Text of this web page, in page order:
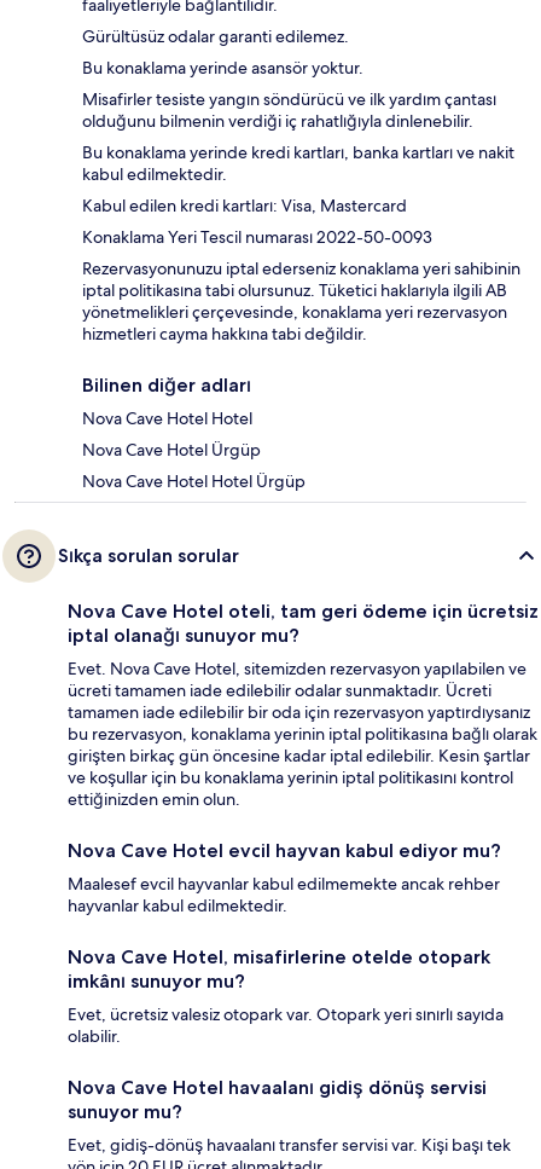
faaliyetleriyle bağlantılıdır.
Gürültüsüz odalar garanti edilemez.
Bu konaklama yerinde asansör yoktur.
Misafirler tesiste yangın söndürücü ve ilk yardım çantası
olduğunu bilmenin verdiği iç rahatlığıyla dinlenebilir.
Bu konaklama yerinde kredi kartları, banka kartları ve nakit
kabul edilmektedir.
Kabul edilen kredi kartları: Visa, Mastercard
Konaklama Yeri Tescil numarası 2022-50-0093
Rezervasyonunuzu iptal ederseniz konaklama yeri sahibinin
iptal politikasına tabi olursunuz. Tüketici haklarıyla ilgili AB
yönetmelikleri çerçevesinde, konaklama yeri rezervasyon
hizmetleri cayma hakkına tabi değildir.
Bilinen diğer adları
Nova Cave Hotel Hotel
Nova Cave Hotel Ürgüp
Nova Cave Hotel Hotel Ürgüp
Sıkça sorulan sorular
Nova Cave Hotel oteli, tam geri ödeme için ücretsiz
iptal olanağı sunuyor mu?
Evet. Nova Cave Hotel, sitemizden rezervasyon yapılabilen ve
ücreti tamamen iade edilebilir odalar sunmaktadır. Ücreti
tamamen iade edilebilir bir oda için rezervasyon yaptırdıysanız
bu rezervasyon, konaklama yerinin iptal politikasına bağlı olarak
girişten birkaç gün öncesine kadar iptal edilebilir. Kesin şartlar
ve koşullar için bu konaklama yerinin iptal politikasını kontrol
ettiğinizden emin olun.
Nova Cave Hotel evcil hayvan kabul ediyor mu?
Maalesef evcil hayvanlar kabul edilmemekte ancak rehber
hayvanlar kabul edilmektedir.
Nova Cave Hotel, misafirlerine otelde otopark
imkânı sunuyor mu?
Evet, ücretsiz valesiz otopark var. Otopark yeri sınırlı sayıda
olabilir.
Nova Cave Hotel havaalanı gidiş dönüş servisi
sunuyor mu?
Evet, gidiş-dönüş havaalanı transfer servisi var. Kişi başı tek